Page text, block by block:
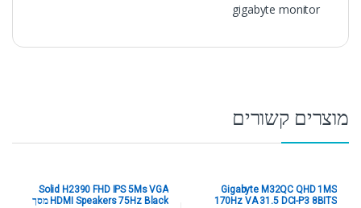
gigabyte monitor
מוצרים קשורים
Gigabyte M32QC QHD 1MS
170Hz VA 31.5 DCI-P3 8BITS
Solid H2390 FHD IPS 5Ms VGA
HDMI Speakers 75Hz Black מסך